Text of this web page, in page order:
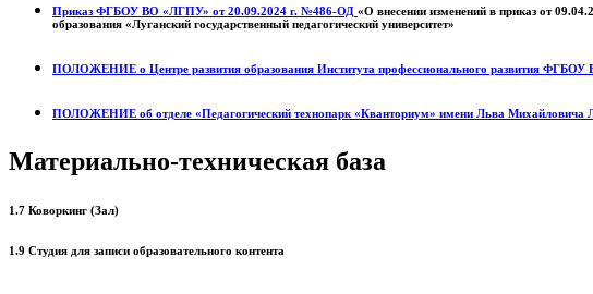
Приказ ФГБОУ ВО «ЛГПУ» от 20.09.2024 г. №486-ОД «О внесении изменений в приказ от
образования «Луганский государственный педагогический университет»
ПОЛОЖЕНИЕ о Центре развития образования Института профессионального развития
ПОЛОЖЕНИЕ об отделе «Педагогический технопарк «Кванториум» имени Льва Михайловича
Материально-техническая база
1.7 Коворкинг (Зал)
1.9 Студия для записи образовательного контента